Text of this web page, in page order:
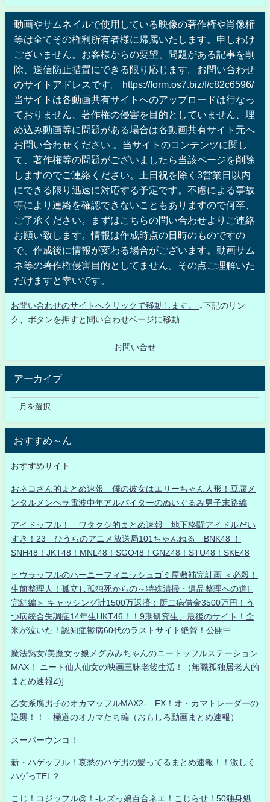
動画やサムネイルで使用している映像の著作権や肖像権
等は全てその権利所有者様に帰属いたします。申しわけ
ございません。お客様からの要望、問題がある記事を削
除、送信防止措置にできる限り応じます。お問い合わせ
のサイトアドレスです。 https://form.os7.biz/f/c82c6596/
当サイトは各動画共有サイトへのアップロードは行なっ
ておりません、著作権の侵害を目的としていません、埋
め込み動画等に問題がある場合は各動画共有サイト元へ
お問い合わせください 。当サイトのコンテンツに関し
て、著作権等の問題がございましたら当該ページを削除
しますのでご連絡ください。土日祝を除く3営業日以内
にできる限り迅速に対応する予定です。不慮による事故
等により連絡を確認できないこともありますので何卒、
ご了承ください。まずはこちらの問い合わせよりご連絡
お願い致します。情報は作成時点の日時のものですの
で、作成後に情報が変わる場合がございます。動画サム
ネ等の著作権侵害目的としてません。その点ご理解いた
だけますと幸いです。
お問い合わせのサイトへクリックで移動します。
↓下記のリン
ク、ボタンを押すと問い合わせページに移動
お問い合せ
アーカイブ
おすすめ～ん
おすすめサイト
おネコさん的まとめ速報 僕の彼女はエリーちゃん人形！豆腐メ
ンタルメンヘラ電波中年アルバイターのぬいぐるみ男子末路編
アイドッフル！ ワタクシ的まとめ速報 地下格闘アイドルだい
すき！23 ひうらのアニメ放送局101ちゃんねる BNK48 ！
SNH48！JKT48！MNL48！SGO48！GNZ48！STU48！SKE48
ヒウラッフルのハーニーフィニッシュゴミ屋敷補完計画 ＜必殺！
生前整理人！孤立し孤独死からの～特殊清掃・遺品整理への道F
完結編＞ キャッシング計1500万返済：厨二病借金3500万円！う
つ病統合失調症14年生HKT46！！9期研究生、最後のサイト！全
米が泣いた！認知症鬱病60代のラストサイト絶賛！公開中
魔法熟女/美魔女ッ娘メグみみちゃんのニートッフルステーション
MAX！ ニート仙人仙女の映画三昧老後生活！（無職孤独居老人的
まとめ速報Z)]
乙女系腐男子のオカマッフルMAX2- FX！オ・カマトレーダーの
逆襲！！ 極道のオカマたち編（おもしろ動画まとめ速報）
スーパーウンコ！
新・ハゲッフル！哀愁のハゲ男の髪ってるまとめ速報！！激しく
ハゲっTEL？
こじ！コジッフル@！-レズっ娘百合ネエ！こじらせ！50独身処